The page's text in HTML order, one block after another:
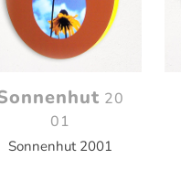
20
01
Sonnenhut 2001